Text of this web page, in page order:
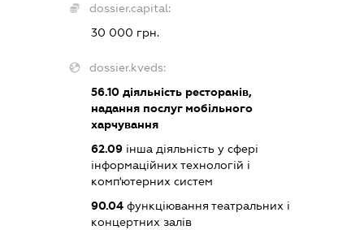
dossier.capital:
30 000 грн.
dossier.kveds:
56.10діяльність ресторанів,
надання послуг мобільного
харчування
62.09інша діяльність у сфері
інформаційних технологій і
комп'ютерних систем
90.04функціювання театральних і
концертних залів